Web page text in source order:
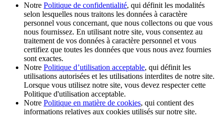
Notre Politique de confidentialité, qui définit les modalités
selon lesquelles nous traitons les données à caractère
personnel vous concernant, que nous collectons ou que vous
nous fournissez. En utilisant notre site, vous consentez au
traitement de vos données à caractère personnel et vous
certifiez que toutes les données que vous nous avez fournies
sont exactes.
Notre Politique d’utilisation acceptable, qui définit les
utilisations autorisées et les utilisations interdites de notre site.
Lorsque vous utilisez notre site, vous devez respecter cette
Politique d'utilisation acceptable.
Notre Politique en matière de cookies, qui contient des
informations relatives aux cookies utilisés sur notre site.